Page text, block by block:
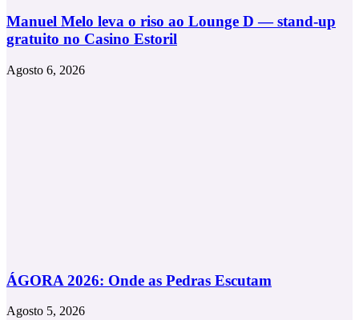
Manuel Melo leva o riso ao Lounge D — stand-up
gratuito no Casino Estoril
Agosto 6, 2026
ÁGORA 2026: Onde as Pedras Escutam
Agosto 5, 2026